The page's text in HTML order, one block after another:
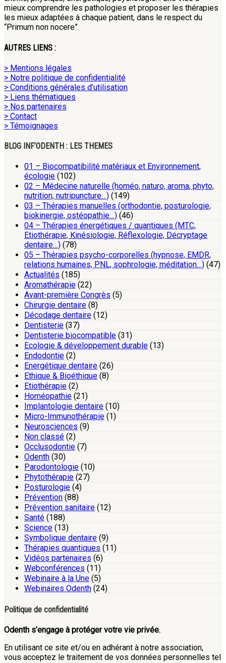
mieux comprendre les pathologies et proposer les thérapies
les mieux adaptées à chaque patient, dans le respect du
“Primum non nocere”.
AUTRES LIENS :
> Mentions légales
> Notre politique de confidentialité
> Conditions générales d’utilisation
> Liens thématiques
> Nos partenaires
> Contact
> Témoignages
BLOG INF’ODENTH : LES THEMES
01 – Biocompatibilité matériaux et Environnement,
écologie (102)
02 – Médecine naturelle (homéo, naturo, aroma, phyto,
nutrition, nutripuncture…) (149)
03 – Thérapies manuelles (orthodontie, posturologie,
biokinergie, ostéopathie…) (46)
04 – Thérapies énergétiques / quantiques (MTC,
Etiothérapie, Kinésiologie, Réflexologie, Décryptage
dentaire…) (78)
05 – Thérapies psycho-corporelles (hypnose, EMDR,
relations humaines, PNL, sophrologie, méditation…) (47)
Actualités (185)
Aromathérapie (22)
Avant-première Congrès (5)
Chirurgie dentaire (8)
Décodage dentaire (12)
Dentisterie (37)
Dentisterie biocompatible (31)
Ecologie & développement durable (13)
Endodontie (2)
Energétique dentaire (26)
Ethique & Bioéthique (8)
Etiothérapie (2)
Homéopathie (21)
Implantologie dentaire (10)
Micro-Immunothérapie (1)
Neurosciences (9)
Non classé (2)
Occlusodontie (7)
Odenth (30)
Parodontologie (10)
Phytothérapie (27)
Posturologie (4)
Prévention (88)
Prévention sanitaire (12)
Santé (188)
Science (13)
Symbolique dentaire (9)
Thérapies quantiques (11)
Vidéos partenaires (6)
Webconférences (11)
Webinaire à la Une (5)
Webinaires Odenth (24)
Politique de confidentialité
Odenth s’engage à protéger votre vie privée.
En utilisant ce site et/ou en adhérant à notre association,
vous acceptez le traitement de vos données personnelles tel